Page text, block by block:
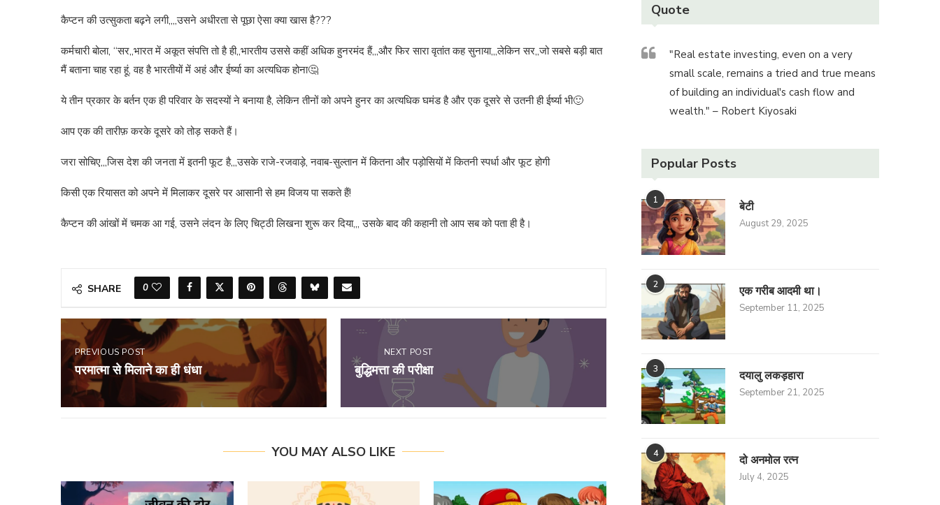
कैप्टन की उत्सुकता बढ़ने लगी,,,,उसने अधीरता से पूछा ऐसा क्या खास है???
कर्मचारी बोला, “सर,,भारत में अकूत संपत्ति तो है ही,,भारतीय उससे कहीं अधिक हुनरमंद हैं,,,और फिर सारा वृतांत कह सुनाया,,,लेकिन सर,,जो सबसे बड़ी बात
मैं बताना चाह रहा हूं, वह है भारतीयों में अहं और ईर्ष्या का अत्यधिक होना🤔
ये तीन प्रकार के बर्तन एक ही परिवार के सदस्यों ने बनाया है, लेकिन तीनों को अपने हुनर का अत्यधिक घमंड है और एक दूसरे से उतनी ही ईर्ष्या भी🙂
आप एक की तारीफ़ करके दूसरे को तोड़ सकते हैं।
जरा सोचिए,,,जिस देश की जनता में इतनी फूट है,,,उसके राजे-रजवाड़े, नवाब-सुल्तान में कितना और पड़ोसियों में कितनी स्पर्धा और फूट होगी
किसी एक रियासत को अपने में मिलाकर दूसरे पर आसानी से हम विजय पा सकते हैं!
कैप्टन की आंखों में चमक आ गई, उसने लंदन के लिए चिट्ठी लिखना शुरू कर दिया,,, उसके बाद की कहानी तो आप सब को पता ही है।
SHARE 0
PREVIOUS POST
परमात्मा से मिलाने का ही धंधा
NEXT POST
बुद्धिमत्ता की परीक्षा
YOU MAY ALSO LIKE
Quote
"Real estate investing, even on a very
small scale, remains a tried and true means
of building an individual's cash flow and
wealth." – Robert Kiyosaki
Popular Posts
1 बेटी
August 29, 2025
2 एक गरीब आदमी था।
September 11, 2025
3 दयालु लकड़हारा
September 21, 2025
4 दो अनमोल रत्न
July 4, 2025